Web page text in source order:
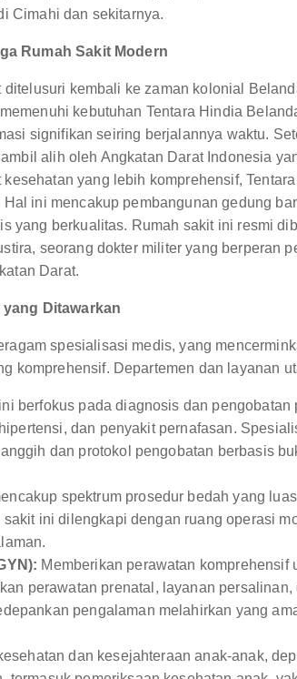
Cimahi dan sekitarnya.
Rumah Sakit Modern
kembali ke zaman kolonial
kebutuhan Tentara Hindia
signifikan seiring berjalannya waktu.
alih oleh Angkatan Darat Indonesia
yang lebih komprehensif,
ini mencakup pembangunan gedung
yang berkualitas. Rumah sakit ini resmi
seorang dokter militer yang berperan
Darat.
Ditawarkan
spesialisasi medis, yang
komprehensif. Departemen dan layanan
berfokus pada diagnosis dan
dan penyakit pernafasan.
dan protokol pengobatan berbasis
spektrum prosedur bedah yang
ini dilengkapi dengan ruang operasi
Memberikan perawatan komprehensif
perawatan prenatal, layanan
pengalaman melahirkan yang
dan kesejahteraan anak-anak,